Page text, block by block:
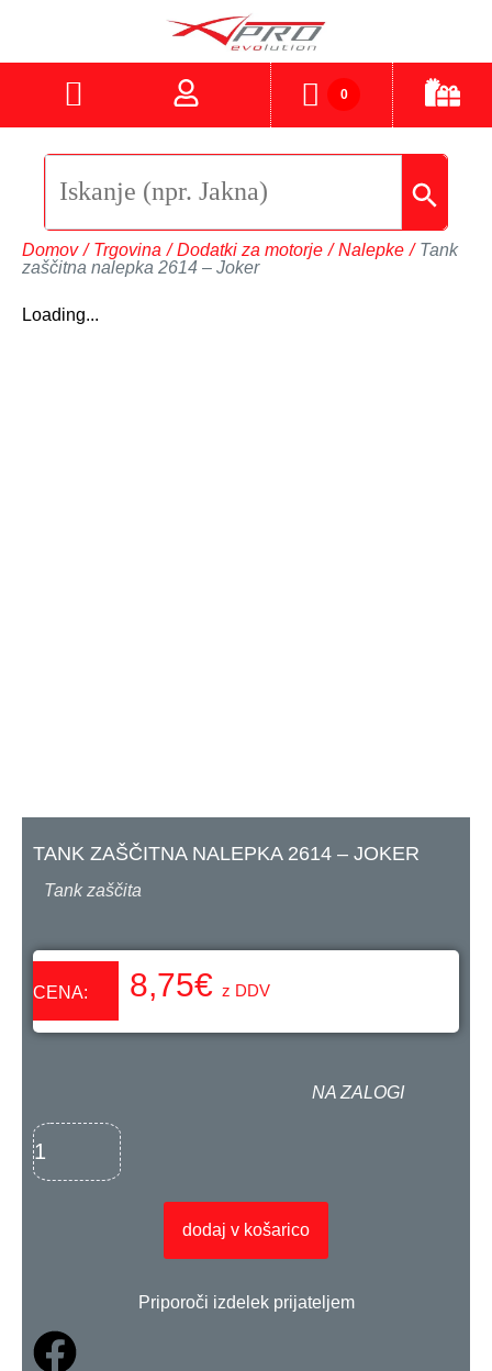
0
Domov / Trgovina / Dodatki za motorje / Nalepke / Tank
zaščitna nalepka 2614 – Joker
Loading...
TANK ZAŠČITNA NALEPKA 2614 – JOKER
Tank zaščita
CENA: 8,75€ z DDV
NA ZALOGI
dodaj v košarico
Priporoči izdelek prijateljem